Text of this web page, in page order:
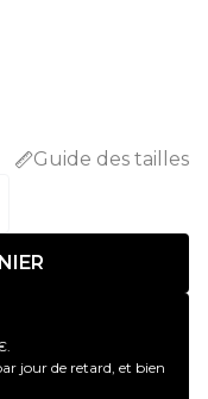
Guide des tailles
jour de retard, et bien